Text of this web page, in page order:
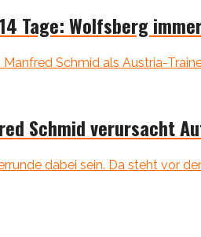
Tage: Wolfsberg
Schmid als Austria-
Schmid verursacht
dabei sein. Da steht vor